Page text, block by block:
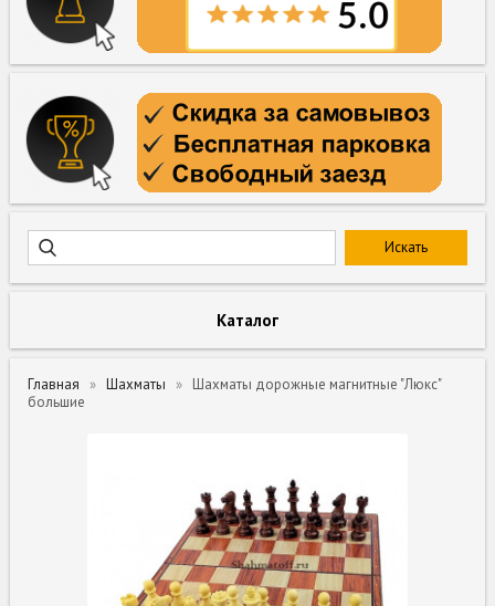
Каталог
Главная Шахматы
Шахматы дорожные магнитные "Люкс"
большие